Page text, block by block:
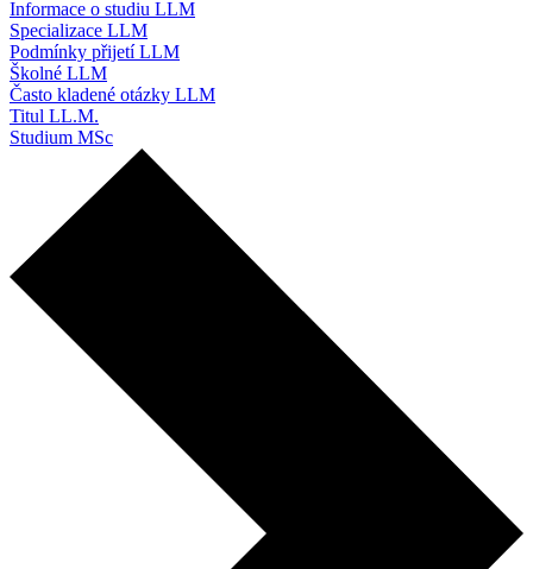
Informace o studiu LLM
Specializace LLM
Podmínky přijetí LLM
Školné LLM
Často kladené otázky LLM
Titul LL.M.
Studium MSc